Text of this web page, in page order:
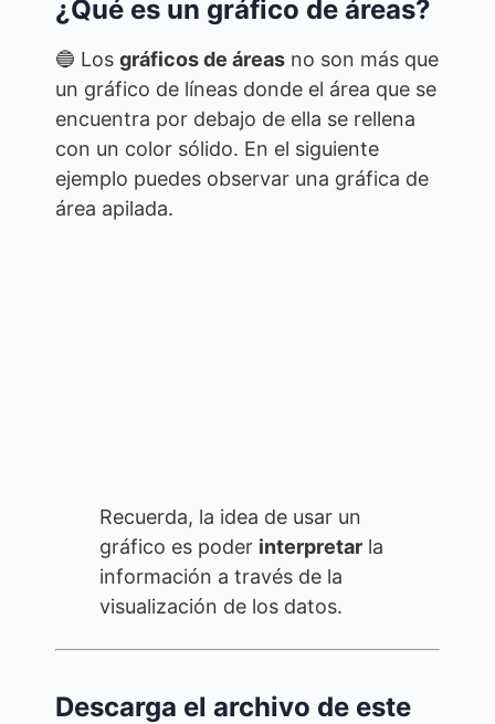
¿Qué es un gráfico de áreas?
🔵 Los gráficos de áreas no son más que
un gráfico de líneas donde el área que se
encuentra por debajo de ella se rellena
con un color sólido. En el siguiente
ejemplo puedes observar una gráfica de
área apilada.
Recuerda, la idea de usar un
gráfico es poder interpretar la
información a través de la
visualización de los datos.
Descarga el archivo de este